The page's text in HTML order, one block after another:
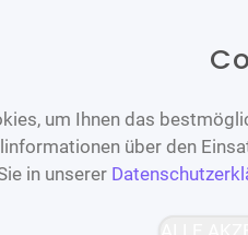
um Ihnen das
über den
in unserer